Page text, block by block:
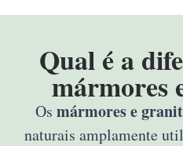
Qual é a
mármores
Os mármores e
naturais amplamente